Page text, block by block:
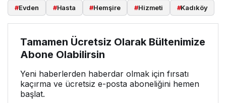
#Evden #Hasta #Hemşire #Hizmeti #Kadıköy
Tamamen Ücretsiz Olarak Bültenimize
Abone Olabilirsin
Yeni haberlerden haberdar olmak için fırsatı
kaçırma ve ücretsiz e-posta aboneliğini hemen
başlat.